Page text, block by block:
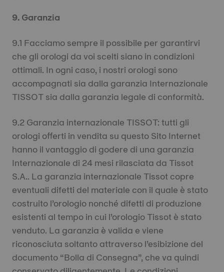
9. Garanzia
9.1 Facciamo sempre il possibile per garantirvi
che gli orologi da voi scelti siano in condizioni
ottimali. In ogni caso, i nostri orologi sono
accompagnati sia dalla garanzia Internazionale
TISSOT sia dalla garanzia legale di conformità.
9.2 Garanzia internazionale TISSOT: tutti gli
orologi offerti in vendita su questo Sito Internet
hanno il vantaggio di godere di una garanzia
Internazionale di 24 mesi rilasciata da Tissot
S.A.. La garanzia internazionale Tissot copre
eventuali difetti del materiale con il quale è stato
costruito l’orologio nonché difetti di produzione
esistenti al tempo in cui l’orologio Tissot è stato
venduto. La garanzia è valida e viene
riconosciuta soltanto attraverso l’esibizione del
documento “Bolla di Consegna”, che va quindi